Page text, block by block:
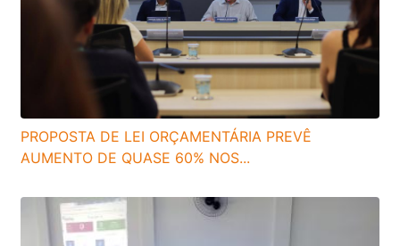
PROPOSTA DE LEI ORÇAMENTÁRIA PREVÊ
AUMENTO DE QUASE 60% NOS...